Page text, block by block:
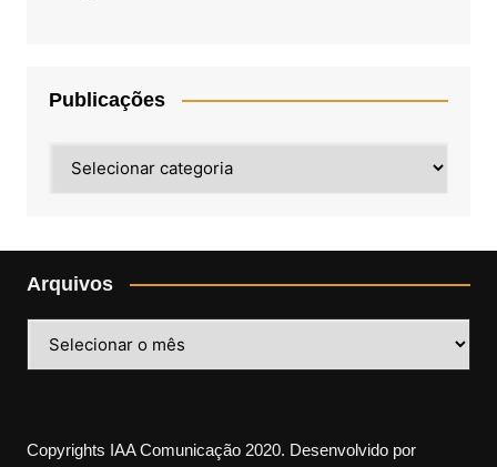
Publicações
Arquivos
Copyrights IAA Comunicação 2020. Desenvolvido por